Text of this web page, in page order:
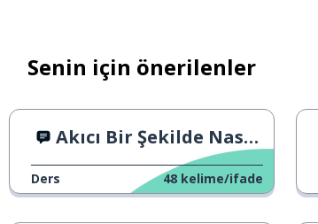
Senin için önerilenler
Akıcı Bir Şekilde Nasıl Konuşulur
Ders 48 kelime/ifade